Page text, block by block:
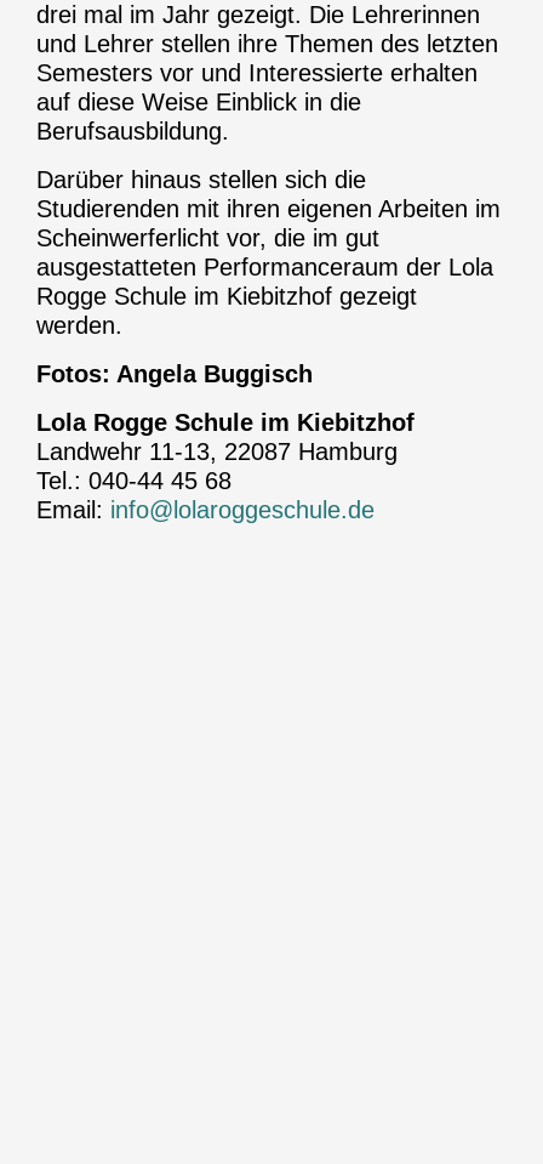
drei mal im Jahr gezeigt. Die Lehrerinnen
und Lehrer stellen ihre Themen des letzten
Semesters vor und Interessierte erhalten
auf diese Weise Einblick in die
Berufsausbildung.
Darüber hinaus stellen sich die
Studierenden mit ihren eigenen Arbeiten im
Scheinwerferlicht vor, die im gut
ausgestatteten Performanceraum der Lola
Rogge Schule im Kiebitzhof gezeigt
werden.
Fotos: Angela Buggisch
Lola Rogge Schule im Kiebitzhof
Landwehr 11-13, 22087 Hamburg
Tel.: 040-44 45 68
Email: info@lolaroggeschule.de